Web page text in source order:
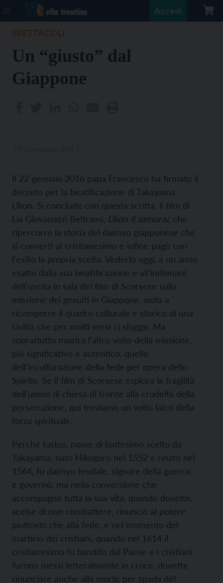
Accedi
Un “giusto” dal
Giappone
Il 22 gennaio 2016 papa Francesco ha firmato il
decreto per la beatificazione di Takayama
Ukon. Si conclude con questa scritta, il film di
Lia Giovanazzi Beltrami, Ukon Il samurai, che
ripercorre la storia del daimyo giapponese che
si convertì al cristianesimo e infine pagò con
l'esilio la propria scelta. Vederlo oggi, a un anno
esatto dalla sua beatificazione e all'indomani
dell'uscita in sala del film di Scorsese sulla
missione dei gesuiti in Giappone, aiuta a
ricomporre il quadro culturale e storico di una
civiltà che per molti versi ci sfugge. Ma
soprattutto mostra l'altro volto della missione,
più significativo e autentico, quello
dell'inculturazione della fede per opera dello
Spirito. Se il film di Scorsese esplora la fragilità
dell'uomo di chiesa di fronte alla crudeltà della
persecuzione, qui troviamo un volto laico della
forza spirituale.
Perché Iustus, nome di battesimo scelto da
Takayama, nato Hikogoro nel 1552 e rinato nel
1564, fu daimyo feudale, signore della guerra,
e governò, ma nella conversione che
accompagnò tutta la sua vita, quando dovette,
scelse di non combattere, rinunciò al potere
piuttosto che alla fede, e nel momento del
martirio dei cristiani, quando nel 1614 il
cristianesimo fu bandito dal Paese e i cristiani
furono messi letteralmente in croce, dovette
rinunciare anche alla morte per spada del